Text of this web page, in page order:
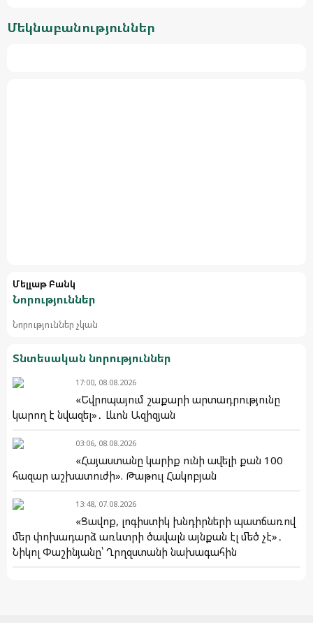
Մեկնաբանություններ
Մելլաթ Բանկ
Նորություններ
Նորություններ չկան
Տնտեսական նորություններ
17:00, 08.08.2026
«Եվրոպայում շաքարի արտադրությունը
կարող է նվազել»․ Լևոն Ազիզյան
03:06, 08.08.2026
«Հայաստանը կարիք ունի ավելի քան 100
հազար աշխատուժի». Թաթուլ Հակոբյան
13:48, 07.08.2026
«Ցավոք, լոգիստիկ խնդիրների պատճառով
մեր փոխադարձ առևտրի ծավալն այնքան էլ մեծ չէ»․
Նիկոլ Փաշինյանը՝ Ղրղզստանի նախագահին